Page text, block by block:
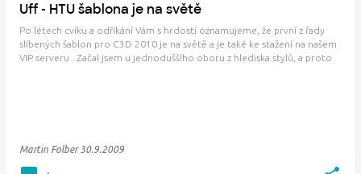
Uff - HTU šablona je na světě
Po létech cviku a odříkání Vám s hrdostí oznamujeme, že první z řady
slíbených šablon pro C3D 2010 je na světě a je také ke stažení na našem
VIP serveru . Začal jsem u jednoduššího oboru z hlediska stylů, a proto
Martin Folber 30.9.2009